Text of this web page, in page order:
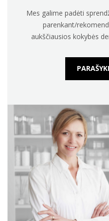
Mes galime padėti
parenkant/
aukščiausios kokybės